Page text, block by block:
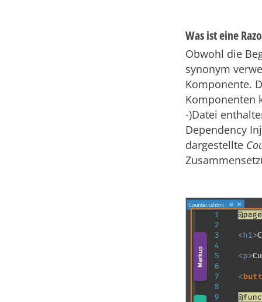
Was ist eine
Obwohl die
synonym
Komponente.
Komponenten
-)Datei
Dependency
dargestellte